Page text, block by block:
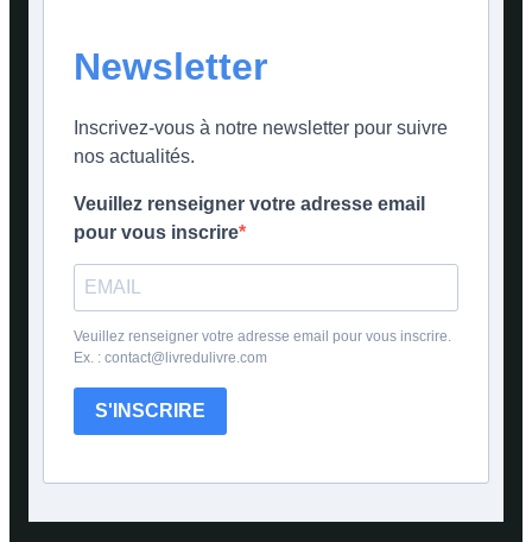
Newsletter
Inscrivez-vous à notre newsletter pour suivre
nos actualités.
Veuillez renseigner votre adresse email
pour vous inscrire
Veuillez renseigner votre adresse email pour vous inscrire.
Ex. : contact@livredulivre.com
S'INSCRIRE